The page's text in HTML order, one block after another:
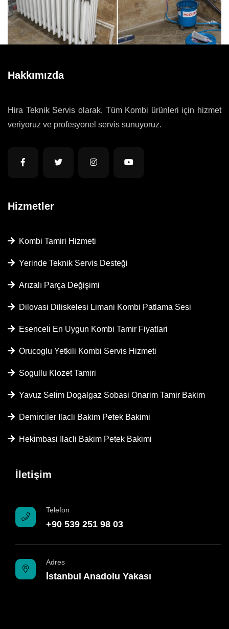
Hakkımızda
Hira Teknik Servis olarak, Tüm Kombi ürünleri için hizmet
veriyoruz ve profesyonel servis sunuyoruz.
Hizmetler
Kombi Tamiri Hizmeti
Yerinde Teknik Servis Desteği
Arızalı Parça Değişimi
Dilovasi Diliskelesi Limani Kombi Patlama Sesi
Esenceli̇ En Uygun Kombi Tamir Fiyatlari
Orucoglu Yetkili Kombi Servis Hizmeti
Sogullu Klozet Tamiri
Yavuz Seli̇m Dogalgaz Sobasi Onarim Tamir Bakim
Demi̇rci̇ler Ilacli Bakim Petek Bakimi
Heki̇mbasi Ilacli Bakim Petek Bakimi
İletişim
Telefon
+90 539 251 98 03
Adres
İstanbul Anadolu Yakası